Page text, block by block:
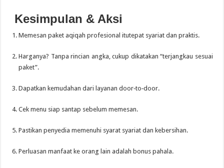
Kesimpulan & Aksi
Memesan paket aqiqah profesional itutepat syariat dan praktis.
Harganya? Tanpa rincian angka, cukup dikatakan “terjangkau sesuai
paket”.
Dapatkan kemudahan dari layanan door‑to‑door.
Cek menu siap santap sebelum memesan.
Pastikan penyedia memenuhi syarat syariat dan kebersihan.
Perluasan manfaat ke orang lain adalah bonus pahala.